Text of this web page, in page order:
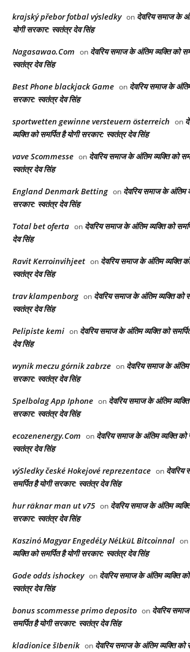
krajský přebor fotbal výsledky on देवरिय समाज के
योगी सरकार: स्वतंत्र देव सिंह
Nagasawao.Com on देवरिय समाज के अंतिम व्यक्ति को
स्वतंत्र देव सिंह
Best Phone blackjack Game on देवरिय समाज के अंतिम
सरकार: स्वतंत्र देव सिंह
sportwetten gewinne versteuern österreich on
व्यक्ति को समर्पित है योगी सरकार: स्वतंत्र देव सिंह
vave Scommesse on देवरिय समाज के अंतिम व्यक्ति को
स्वतंत्र देव सिंह
England Denmark Betting on देवरिय समाज के अंतिम
सरकार: स्वतंत्र देव सिंह
Total bet oferta on देवरिय समाज के अंतिम व्यक्ति को
देव सिंह
Ravit Kerroinvihjeet on देवरिय समाज के अंतिम व्यक्ति
स्वतंत्र देव सिंह
trav klampenborg on देवरिय समाज के अंतिम व्यक्ति को
स्वतंत्र देव सिंह
Pelipiste kemi on देवरिय समाज के अंतिम व्यक्ति को
देव सिंह
wynik meczu górnik zabrze on देवरिय समाज के अंतिम
सरकार: स्वतंत्र देव सिंह
Spelbolag App Iphone on देवरिय समाज के अंतिम व्यक्ति
सरकार: स्वतंत्र देव सिंह
ecozenenergy.Com on देवरिय समाज के अंतिम व्यक्ति को
स्वतंत्र देव सिंह
výSledky české Hokejové reprezentace on देवरिय
समर्पित है योगी सरकार: स्वतंत्र देव सिंह
hur räknar man ut v75 on देवरिय समाज के अंतिम
सरकार: स्वतंत्र देव सिंह
Kaszinó Magyar EngedéLy NéLküL Bitcoinnal on
व्यक्ति को समर्पित है योगी सरकार: स्वतंत्र देव सिंह
Gode odds ishockey on देवरिय समाज के अंतिम व्यक्ति
स्वतंत्र देव सिंह
bonus scommesse primo deposito on देवरिय
समर्पित है योगी सरकार: स्वतंत्र देव सिंह
kladionice šIbenik on देवरिय समाज के अंतिम व्यक्ति को